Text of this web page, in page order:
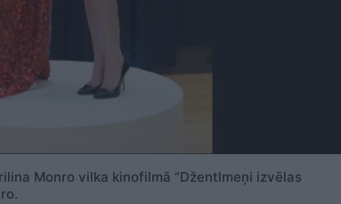
Monro vilka kinofilmā “Džentlmeņi izvēlas